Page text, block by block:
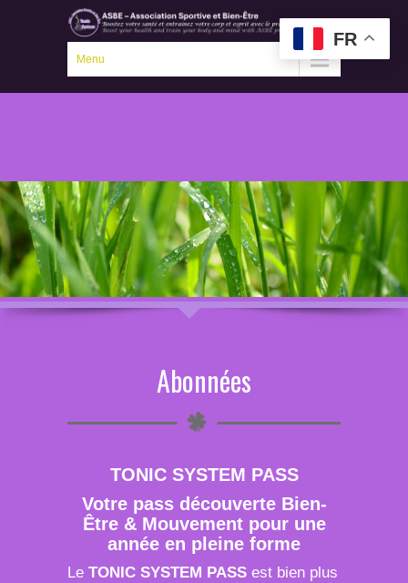
Menu
Abonnées
TONIC SYSTEM PASS
Votre pass découverte Bien-
Être & Mouvement pour une
année en pleine forme
Le TONIC SYSTEM PASS est bien plus
FR